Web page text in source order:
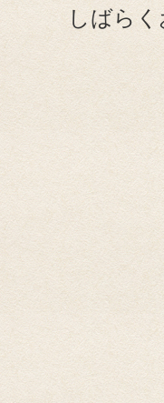
しばらく